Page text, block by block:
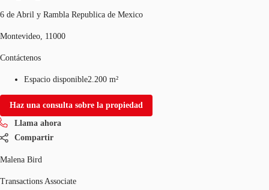
6 de Abril y Rambla Republica de Mexico
Montevideo, 11000
Contáctenos
Espacio disponible2.200 m²
Haz una consulta sobre la propiedad
Llama ahora
Compartir
Malena Bird
Transactions Associate